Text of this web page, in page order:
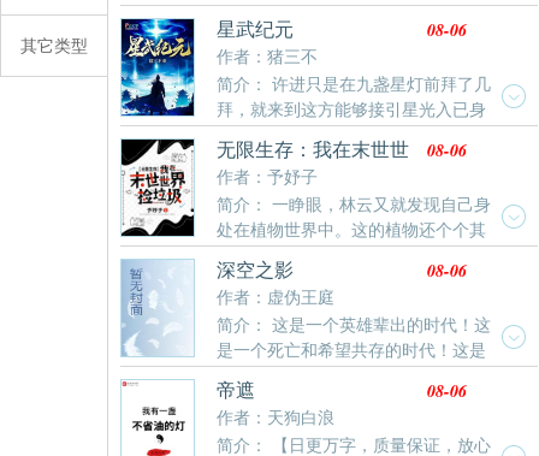
其它类型
而他这个冒牌货被赶回了石水村。他不敢相信曾经疼他
如珠如宝的爹妈居然不要他了，难道十八年的亲情全都
是假的吗？他上门求问，可他们哭着大骂他是祸根子，
害得他们亲生儿子吃了苦，受了难，是个黑心肝的王八
蛋！从此他一蹶不振。而亲爹妈为了弥补他，给他娶了
个顶顶好的媳妇儿。黑长直，麻花辫儿，一张瓜子脸漂
亮清纯，眼睛水灵灵仿佛会说话。可他打心眼里不喜
欢，觉着一切都是她和自己亲爹妈设下的阴谋，为的就
是把自己困死在这里。后来，那一年年关，他不死心，
又去了养父母家，毫不意外他又被揍了一顿，赶了出
来。他也照例喝得酩酊大醉，不省人事。只是这一日，
早上再次睁眼时，一切早已天翻地覆。他媳妇儿安安静
静的躺在床上，面如死灰。一旁洗澡的木盆里安安静静
的躺着两个浑身是血的小娃儿。闭着眼，早就没了呼
吸。是一对，可爱的小闺女。于是往后的三十年，他一
日日如在地狱里活着，生不如死。再次睁眼，他回到了
这日。
星武纪元
作者：猪三不
08-06
简介： 许进只是在九盏星灯前拜了几
拜，就来到这方能够接引星光入已身
的世界，然后，他又在九盏星灯前拜了拜《基因大时
代》《造化之王》《掌御星辰》这三本小说，最高订7
万，最低高订3万，最低均订7600，本本400万字往
上，人品保证，请放心入坑。
无限生存：我在末世世
界捡垃圾
作者：予妤子
08-06
简介： 一睁眼，林云又就发现自己身
处在植物世界中。这的植物还个个其
大无比，和以往见过的完全不同。以前的葡萄又大又
甜，现在的葡萄：想吃我？炸不死你！不仅如此，还有
各种各样的变异动物在这巨大的植物世界中到处乱跑。
以前的猫咪可可爱爱，现在的猫咪：人，泥嚎，你可以
靠在咪宽阔的胸膛上。林云又逼着自己飞快的适应了现
在的变化，并化身囤囤鼠，在各个世界中到处乱窜捡垃
圾(划掉)囤货。变异动植物、丧尸暴雨、极夜、以及各
种各样
深空之影
作者：虚伪王庭
08-06
简介： 这是一个英雄辈出的时代！这
是一个死亡和希望共存的时代！这是
一个旧秩序和新文明之火，碰撞的时代！腐朽的联邦，
狂热的帝国，执拗的神权，蠢蠢欲动的异族，又会谱写
出什么样的宏伟史诗？
帝遮
作者：天狗白浪
08-06
简介： 【日更万字，质量保证，放心